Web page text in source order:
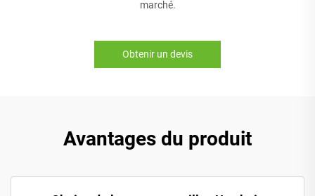
marché.
Obtenir un devis
Avantages du produit